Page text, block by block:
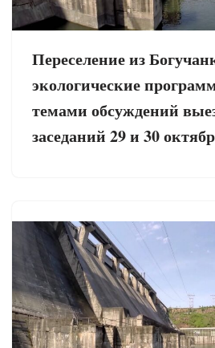
Переселение из
экологические
темами обсуждений
заседаний 29 и 30